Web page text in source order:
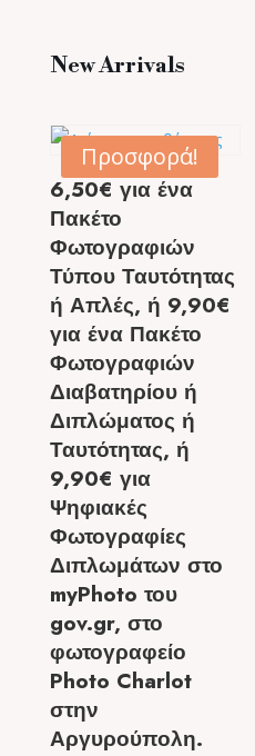
New Arrivals
Προσφορά!
6,50€ για ένα
Πακέτο
Φωτογραφιών
Τύπου Ταυτότητας
ή Απλές, ή 9,90€
για ένα Πακέτο
Φωτογραφιών
Διαβατηρίου ή
Διπλώματος ή
Ταυτότητας, ή
9,90€ για
Ψηφιακές
Φωτογραφίες
Διπλωμάτων στο
myPhoto του
gov.gr, στο
φωτογραφείο
Photo Charlot
στην
Αργυρούπολη.